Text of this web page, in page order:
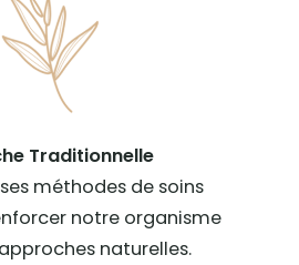
Traditionnelle
méthodes de soins
notre organisme
naturelles.